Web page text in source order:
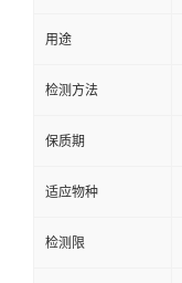
用途
检测方法
保质期
适应物种
检测限